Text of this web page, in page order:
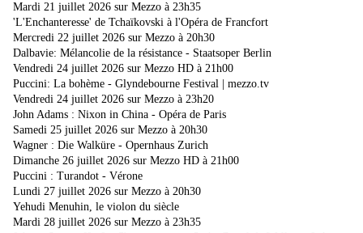
Mardi 21 juillet 2026 sur Mezzo à 23h35
'L'Enchanteresse' de Tchaïkovski à l'Opéra de Francfort
Mercredi 22 juillet 2026 sur Mezzo à 20h30
Dalbavie: Mélancolie de la résistance - Staatsoper Berlin
Vendredi 24 juillet 2026 sur Mezzo HD à 21h00
Puccini: La bohème - Glyndebourne Festival | mezzo.tv
Vendredi 24 juillet 2026 sur Mezzo à 23h20
John Adams : Nixon in China - Opéra de Paris
Samedi 25 juillet 2026 sur Mezzo à 20h30
Wagner : Die Walküre - Opernhaus Zurich
Dimanche 26 juillet 2026 sur Mezzo HD à 21h00
Puccini : Turandot - Vérone
Lundi 27 juillet 2026 sur Mezzo à 20h30
Yehudi Menuhin, le violon du siècle
Mardi 28 juillet 2026 sur Mezzo à 23h35